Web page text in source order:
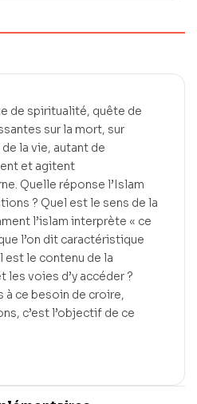
de spiritualité, quête de
sur la mort, sur
la vie, autant de
et agitent
Quelle réponse l’Islam
? Quel est le sens de la
l’islam interprète « ce
l’on dit caractéristique
est le contenu de la
les voies d’y accéder ?
à ce besoin de croire,
c’est l’objectif de ce